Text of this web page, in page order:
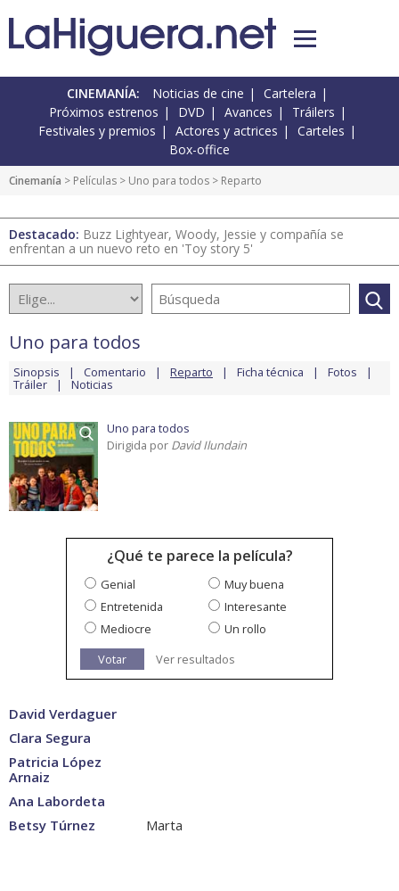
CINEMANÍA: Noticias de cine
Cartelera
Próximos estrenos
DVD Avances
Tráilers
Festivales y premios
Actores y actrices
Carteles
Box-office
Cinemanía > Películas > Uno para todos > Reparto
Destacado: Buzz Lightyear, Woody, Jessie y compañía se
enfrentan a un nuevo reto en 'Toy story 5'
Uno para todos
Sinopsis Comentario Reparto Ficha técnica Fotos
Tráiler Noticias
Uno para todos
Dirigida por David Ilundain
¿Qué te parece la película?
Genial
Muy buena
Entretenida
Interesante
Mediocre
Un rollo
Votar
Ver resultados
David Verdaguer
Clara Segura
Patricia López
Arnaiz
Ana Labordeta
Betsy Túrnez
Marta